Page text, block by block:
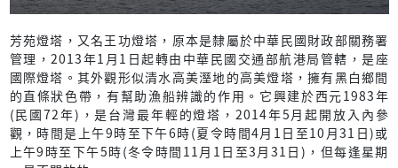
芳苑燈塔，又名王功燈塔，原本是隸屬於中華民國財政部關務署
管理，2013年1月1日起轉由中華民國交通部航港局管轄，是座
國際燈塔。其外觀形似清水高美溼地的高美燈塔，擁有黑白鄉間
的直條狀色帶，有幫助漁船辨識的作用。它興建於西元1983年
(民國72年)，是台灣最年輕的燈塔，2014年5月起開放入內參
觀，時間是上午9時至下午6時(夏令時間4月1日至10月31日)或
上午9時至下午5時(冬令時間11月1日至3月31日)，但每逢星期